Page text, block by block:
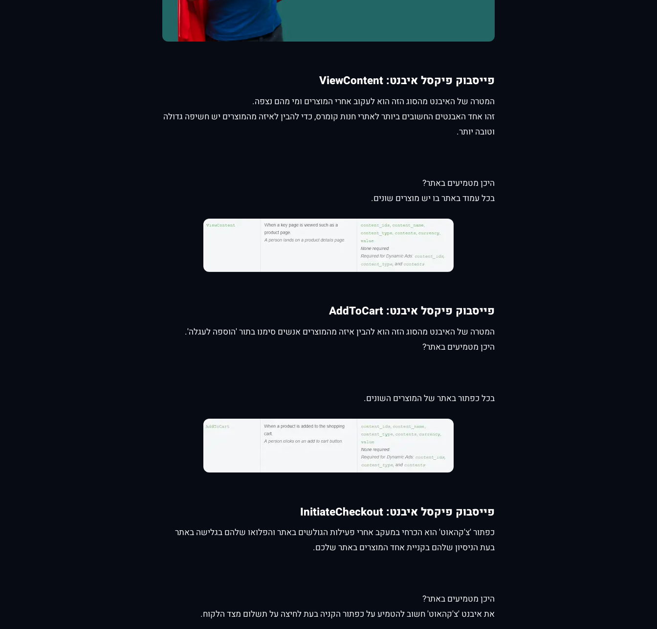
פייסבוק פיקסל איבנט: ViewContent
המטרה של האיבנט מהסוג הזה הוא לעקוב אחרי המוצרים ומי מהם נצפה.
זהו אחד האבנטים החשובים ביותר לאתרי חנות קומרס, כדי להבין לאיזה מהמוצרים יש חשיפה גדולה
וטובה יותר.
היכן מטמיעים באתר?
בכל עמוד באתר בו יש מוצרים שונים.
פייסבוק פיקסל איבנט: AddToCart
המטרה של האיבנט מהסוג הזה הוא להבין איזה מהמוצרים אנשים סימנו בתור 'הוספה לעגלה'.
היכן מטמיעים באתר?
בכל כפתור באתר של המוצרים השונים.
פייסבוק פיקסל איבנט: InitiateCheckout
כפתור 'צ'קהאוט' הוא הכרחי במעקב אחרי פעילות הגולשים באתר והפלואו שלהם בגלישה באתר
בעת הניסיון שלהם בקניית אחד המוצרים באתר שלכם.
היכן מטמיעים באתר?
את איבנט 'צ'קהאוט' חשוב להטמיע על כפתור הקניה בעת לחיצה על תשלום מצד הלקוח.